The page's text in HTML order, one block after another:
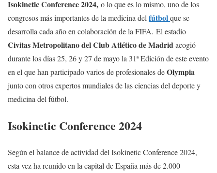
Isokinetic Conference 2024, o lo que es lo mismo, uno de los
congresos más importantes de la medicina del fútbolque se
desarrolla cada año en colaboración de la FIFA. El estadio
Civitas Metropolitano del Club Atlético de Madridacogió
durante los días 25, 26 y 27 de mayo la 31ª Edición de este evento
en el que han participado varios de profesionales deOlympia
junto con otros expertos mundiales de las ciencias del deporte y
medicina del fútbol.
Isokinetic Conference 2024
Según el balance de actividad del Isokinetic Conference 2024,
esta vez ha reunido en la capital de España más de 2.000